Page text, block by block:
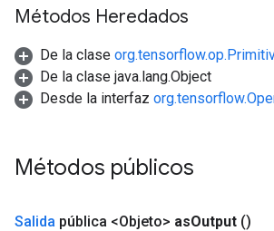
Métodos Heredados
De la clase
De la clase java.lang.Object
Desde la interfaz
Métodos públicos
Salida pública <Objeto> asOutput ()